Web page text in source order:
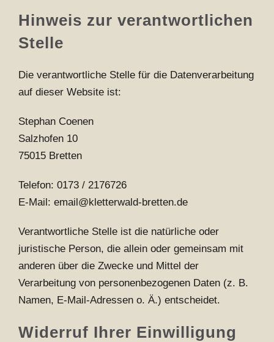
Hinweis zur verantwortlichen
Stelle
Die verantwortliche Stelle für die Datenverarbeitung
auf dieser Website ist:
Stephan Coenen
Salzhofen 10
75015 Bretten
Telefon: 0173 / 2176726
E-Mail: email@kletterwald-bretten.de
Verantwortliche Stelle ist die natürliche oder
juristische Person, die allein oder gemeinsam mit
anderen über die Zwecke und Mittel der
Verarbeitung von personenbezogenen Daten (z. B.
Namen, E-Mail-Adressen o. Ä.) entscheidet.
Widerruf Ihrer Einwilligung